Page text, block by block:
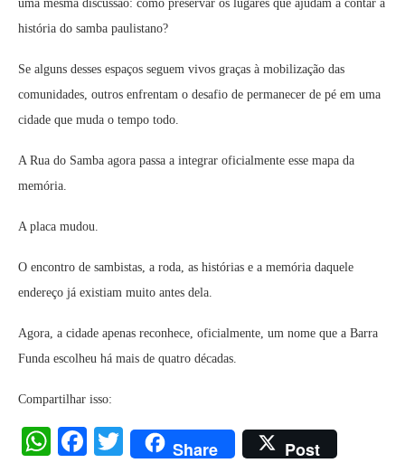
uma mesma discussão: como preservar os lugares que ajudam a contar a
história do samba paulistano?
Se alguns desses espaços seguem vivos graças à mobilização das
comunidades, outros enfrentam o desafio de permanecer de pé em uma
cidade que muda o tempo todo.
A Rua do Samba agora passa a integrar oficialmente esse mapa da
memória.
A placa mudou.
O encontro de sambistas, a roda, as histórias e a memória daquele
endereço já existiam muito antes dela.
Agora, a cidade apenas reconhece, oficialmente, um nome que a Barra
Funda escolheu há mais de quatro décadas.
Compartilhar isso:
WhatsApp
Facebook
Twitter
Share Post